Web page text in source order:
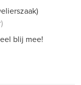
blij mee!